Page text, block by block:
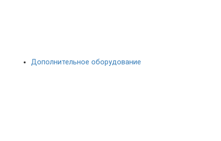
Дополнительное оборудование